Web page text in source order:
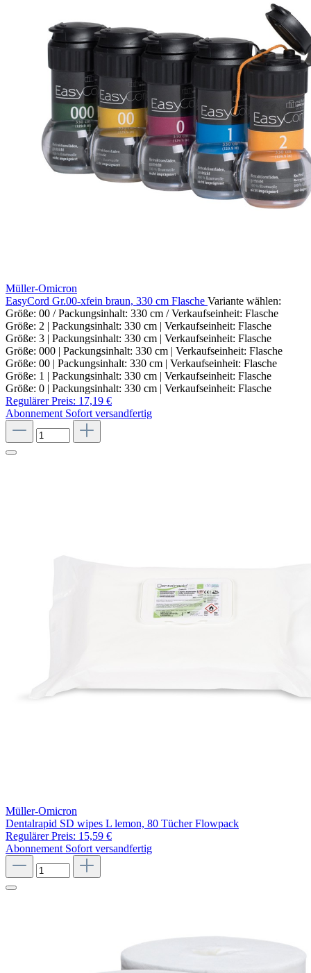
Müller-Omicron
EasyCord Gr.00-xfein braun, 330 cm Flasche Variante wählen:
Größe: 00 / Packungsinhalt: 330 cm / Verkaufseinheit: Flasche
Größe: 2 | Packungsinhalt: 330 cm | Verkaufseinheit: Flasche
Größe: 3 | Packungsinhalt: 330 cm | Verkaufseinheit: Flasche
Größe: 000 | Packungsinhalt: 330 cm | Verkaufseinheit: Flasche
Größe: 00 | Packungsinhalt: 330 cm | Verkaufseinheit: Flasche
Größe: 1 | Packungsinhalt: 330 cm | Verkaufseinheit: Flasche
Größe: 0 | Packungsinhalt: 330 cm | Verkaufseinheit: Flasche
Regulärer Preis: 17,19 €
Abonnement Sofort versandfertig
Müller-Omicron
Dentalrapid SD wipes L lemon, 80 Tücher Flowpack
Regulärer Preis: 15,59 €
Abonnement Sofort versandfertig